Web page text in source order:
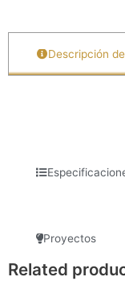
Descripción
Proyectos
Related